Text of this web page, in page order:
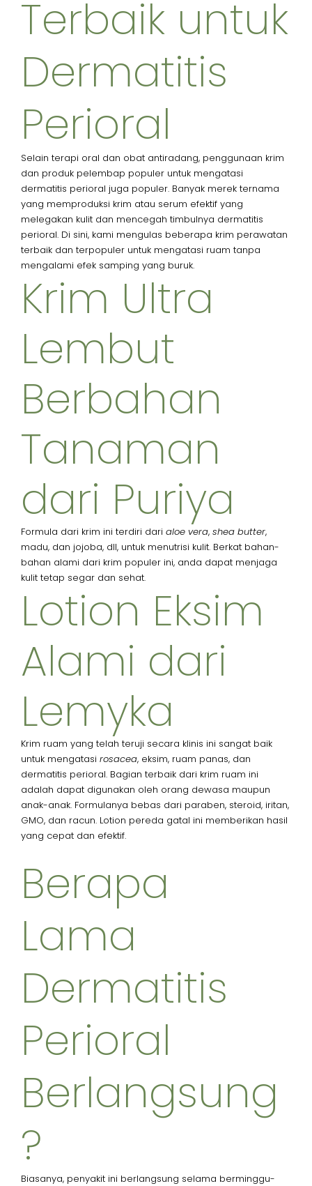
Terbaik untuk
Dermatitis
Perioral
Selain terapi oral dan obat antiradang, penggunaan krim
dan produk pelembap populer untuk mengatasi
dermatitis perioral juga populer. Banyak merek ternama
yang memproduksi krim atau serum efektif yang
melegakan kulit dan mencegah timbulnya dermatitis
perioral. Di sini, kami mengulas beberapa krim perawatan
terbaik dan terpopuler untuk mengatasi ruam tanpa
mengalami efek samping yang buruk.
Krim Ultra
Lembut
Berbahan
Tanaman
dari Puriya
Formula dari krim ini terdiri dari aloe vera, shea butter,
madu, dan jojoba, dll, untuk menutrisi kulit. Berkat bahan-
bahan alami dari krim populer ini, anda dapat menjaga
kulit tetap segar dan sehat.
Lotion Eksim
Alami dari
Lemyka
Krim ruam yang telah teruji secara klinis ini sangat baik
untuk mengatasi rosacea, eksim, ruam panas, dan
dermatitis perioral. Bagian terbaik dari krim ruam ini
adalah dapat digunakan oleh orang dewasa maupun
anak-anak. Formulanya bebas dari paraben, steroid, iritan,
GMO, dan racun. Lotion pereda gatal ini memberikan hasil
yang cepat dan efektif.
Berapa
Lama
Dermatitis
Perioral
Berlangsung
?
Biasanya, penyakit ini berlangsung selama berminggu-